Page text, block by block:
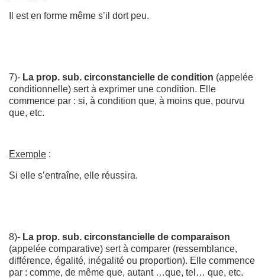
Il est en forme même s’il dort peu.
7)- La prop. sub. circonstancielle de condition (appelée
conditionnelle) sert à exprimer une condition. Elle
commence par : si, à condition que, à moins que, pourvu
que, etc.
Exemple :
Si elle s’entraîne, elle réussira.
8)- La prop. sub. circonstancielle de comparaison
(appelée comparative) sert à comparer (ressemblance,
différence, égalité, inégalité ou proportion). Elle commence
par : comme, de même que, autant …que, tel… que, etc.